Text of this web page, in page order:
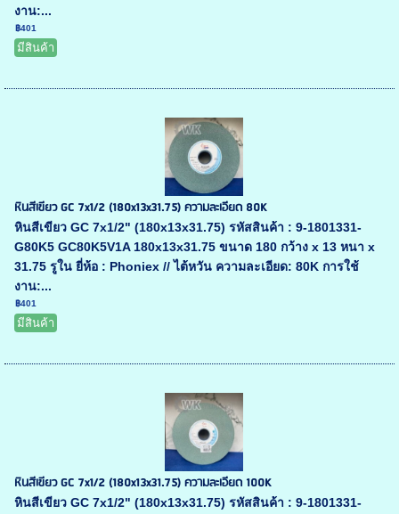
งาน:...
฿401
มีสินค้า
หินสีเขียว GC 7x1/2 (180x13x31.75) ความละเอียด 80K
หินสีเขียว GC 7x1/2" (180x13x31.75) รหัสสินค้า : 9-1801331-
G80K5 GC80K5V1A 180x13x31.75 ขนาด 180 กว้าง x 13 หนา x
31.75 รูใน ยี่ห้อ : Phoniex // ไต้หวัน ความละเอียด: 80K การใช้
งาน:...
฿401
มีสินค้า
หินสีเขียว GC 7x1/2 (180x13x31.75) ความละเอียด 100K
หินสีเขียว GC 7x1/2" (180x13x31.75) รหัสสินค้า : 9-1801331-